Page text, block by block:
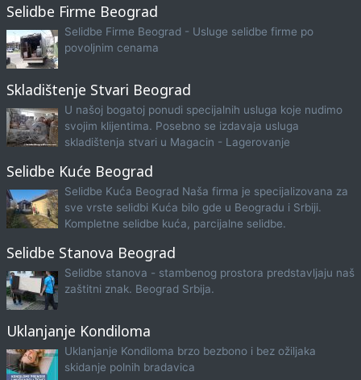
Selidbe Firme Beograd
Selidbe Firme Beograd - Usluge selidbe firme po
povoljnim cenama
Skladištenje Stvari Beograd
U našoj bogatoj ponudi specijalnih usluga koje nudimo
svojim klijentima. Posebno se izdavaja usluga
skladištenja stvari u Magacin - Lagerovanje
Selidbe Kuće Beograd
Selidbe Kuća Beograd Naša firma je specijalizovana za
sve vrste selidbi Kuća bilo gde u Beogradu i Srbiji.
Kompletne selidbe kuća, parcijalne selidbe.
Selidbe Stanova Beograd
Selidbe stanova - stambenog prostora predstavljaju naš
zaštitni znak. Beograd Srbija.
Uklanjanje Kondiloma
Uklanjanje Kondiloma brzo bezbono i bez ožiljaka
skidanje polnih bradavica